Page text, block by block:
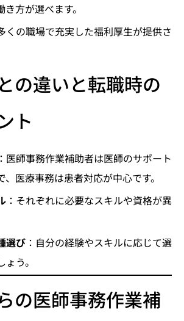
方が選べます。
くの職場で充実した福利厚生が提供さ
の違いと転職時の
ト
：医師事務作業補助者は医師のサポート
、医療事務は患者対応が中心です。
：それぞれに必要なスキルや資格が異
選び ：自分の経験やスキルに応じて選
う。
の医師事務作業補